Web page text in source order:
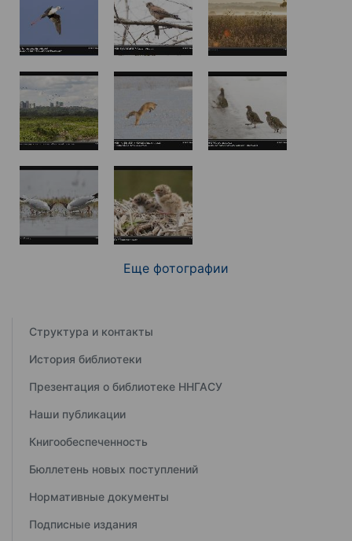
Еще фотографии
Структура и контакты
История библиотеки
Презентация о библиотеке ННГАСУ
Наши публикации
Книгообеспеченность
Бюллетень новых поступлений
Нормативные документы
Подписные издания